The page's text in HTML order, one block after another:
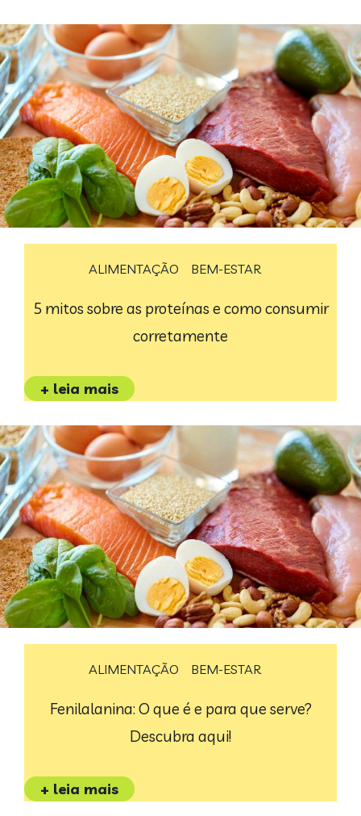
ALIMENTAÇÃO BEM-ESTAR
5 mitos sobre as proteínas e como consumir
corretamente
+ leia mais
ALIMENTAÇÃO BEM-ESTAR
Fenilalanina: O que é e para que serve?
Descubra aqui!
+ leia mais